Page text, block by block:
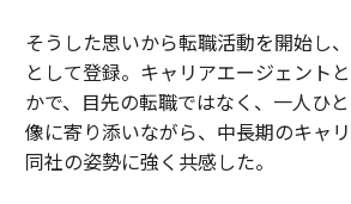
そうした思いから転職活動を開始し
として登録。キャリアエージェント
かで、目先の転職ではなく、一人ひ
像に寄り添いながら、中長期のキャ
同社の姿勢に強く共感した。